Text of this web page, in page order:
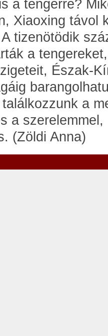
a tengerre?
Xiaoxing távol
tizenötödik
a
Észak-
a
a
(Zöldi Anna)